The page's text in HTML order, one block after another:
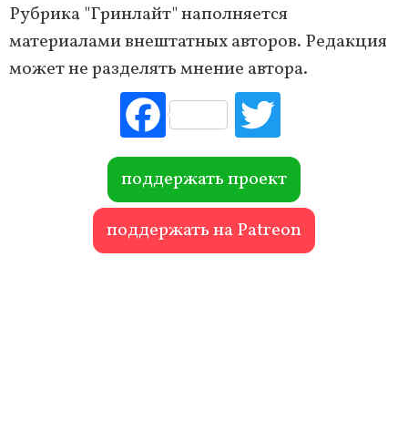
Рубрика "Гринлайт" наполняется
материалами внештатных авторов. Редакция
может не разделять мнение автора.
Fac
ebo
ok r
поддержать проект
поддержать на Patreon